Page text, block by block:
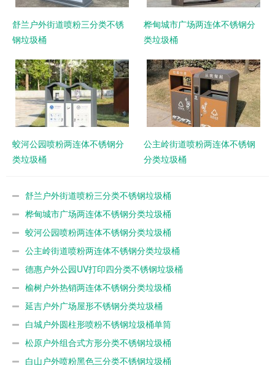
舒兰户外街道喷粉三分类不锈
钢垃圾桶
桦甸城市广场两连体不锈钢分
类垃圾桶
蛟河公园喷粉两连体不锈钢分
类垃圾桶
公主岭街道喷粉两连体不锈钢
分类垃圾桶
舒兰户外街道喷粉三分类不锈钢垃圾桶
桦甸城市广场两连体不锈钢分类垃圾桶
蛟河公园喷粉两连体不锈钢分类垃圾桶
公主岭街道喷粉两连体不锈钢分类垃圾桶
德惠户外公园UV打印四分类不锈钢垃圾桶
榆树户外热销两连体不锈钢分类垃圾桶
延吉户外广场屋形不锈钢分类垃圾桶
白城户外圆柱形喷粉不锈钢垃圾桶单筒
松原户外组合式方形分类不锈钢垃圾桶
白山户外喷粉黑色三分类不锈钢垃圾桶